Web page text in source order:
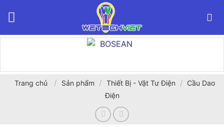
Trang chủ / Sản phẩm / Thiết Bị - Vật Tư Điện / Cầu Dao
Điện